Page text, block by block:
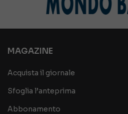
MAGAZINE
Acquista il giornale
Sfoglia l’anteprima
Abbonamento